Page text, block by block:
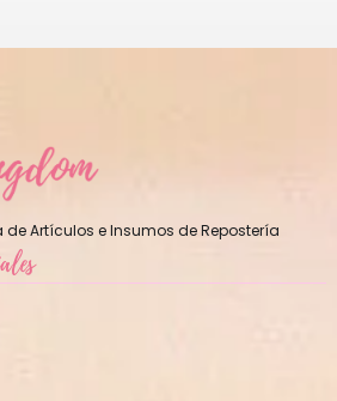
de Artículos e Insumos de Repostería